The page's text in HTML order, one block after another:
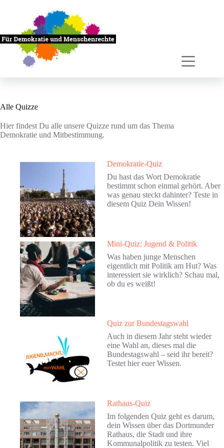
Alle Quizze
Hier findest Du alle unsere Quizze rund um das Thema
Demokratie und Mitbestimmung.
Demokratie-Quiz
Du hast das Wort Demokratie
bestimmt schon einmal gehört. Aber
was genau steckt dahinter? Teste in
diesem Quiz Dein Wissen!
Mini-Quiz: Jugend & Politik
Was haben junge Menschen
eigentlich mit Politik am Hut? Was
interessiert sie wirklich? Schau mal,
ob du es weißt!
Quiz zur Bundestagswahl
Auch in diesem Jahr steht wieder
eine Wahl an, dieses mal die
Bundestagswahl – seid ihr bereit?
Testet hier euer Wissen.
Rathaus-Quiz
Im folgenden Quiz geht es darum,
dein Wissen über das Dortmunder
Rathaus, die Stadt und ihre
Kommunalpolitik zu testen. Viel